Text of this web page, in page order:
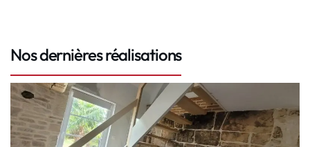
Nos dernières réalisations